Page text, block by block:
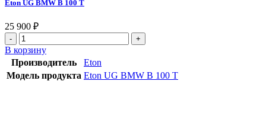
Eton UG BMW B 100 T
25 900 ₽
В корзину
Производитель
Eton
Модель продукта Eton UG BMW B 100 T